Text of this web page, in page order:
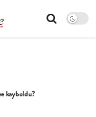
kayboldu?